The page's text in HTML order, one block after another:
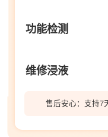
功能检测
维修浸液
售后安心：支持7